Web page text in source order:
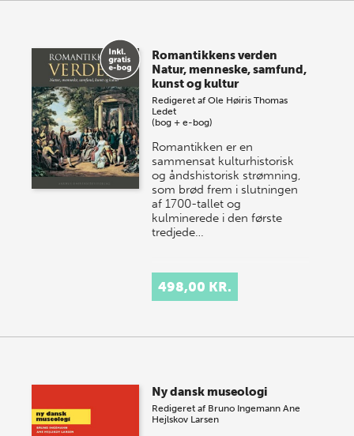
Romantikkens verden
Natur, menneske, samfund,
kunst og kultur
Redigeret afOle Høiris Thomas
Ledet
(bog + e-bog)
Romantikken er en
sammensat kulturhistorisk
og åndshistorisk strømning,
som brød frem i slutningen
af 1700-tallet og
kulminerede i den første
tredjede…
498,00 KR.
Ny dansk museologi
Redigeret af Bruno Ingemann Ane
Hejlskov Larsen